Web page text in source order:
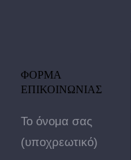
ΦΟΡΜΑ
ΕΠΙΚΟΙΝΩΝΙΑΣ
Το όνομα σας
(υποχρεωτικό)